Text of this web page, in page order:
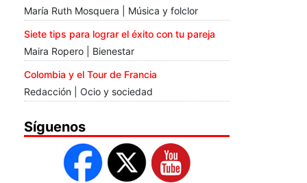
María Ruth Mosquera | Música y folclor
Siete tips para lograr el éxito con tu pareja
Maira Ropero | Bienestar
Colombia y el Tour de Francia
Redacción | Ocio y sociedad
Síguenos